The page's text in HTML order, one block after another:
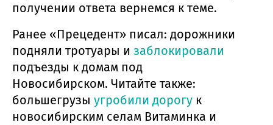
получении ответа вернемся к теме.
Ранее «Прецедент» писал: дорожники
подняли тротуары и заблокировали
подъезды к домам под
Новосибирском. Читайте также:
большегрузы угробили дорогу к
новосибирским селам Витаминка и